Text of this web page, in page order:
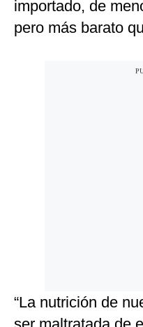
importado, de
pero más barato
“La nutrición de